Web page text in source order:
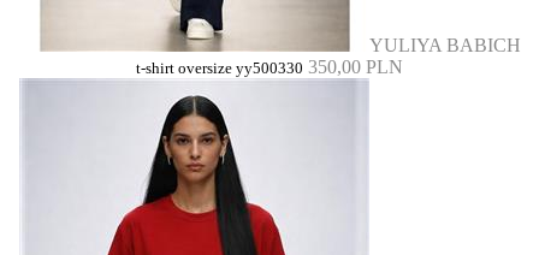
YULIYA BABICH
t-shirt oversize yy500330 350,00 PLN